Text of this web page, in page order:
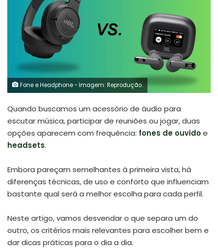
Fone e Headphone - Imagem: Reprodução.
Quando buscamos um acessório de áudio para
escutar música, participar de reuniões ou jogar, duas
opções aparecem com frequência: fones de ouvidoe
headsets.
Embora pareçam semelhantes à primeira vista, há
diferenças técnicas, de uso e conforto que influenciam
bastante qual será a melhor escolha para cada perfil.
Neste artigo, vamos desvendar o que separa um do
outro, os critérios mais relevantes para escolher bem e
dar dicas práticas para o dia a dia.